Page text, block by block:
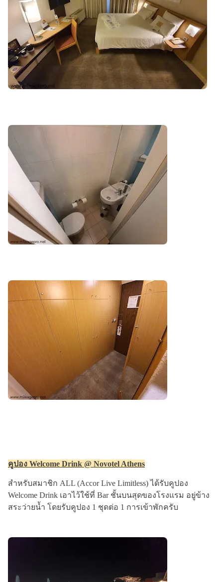
คูปอง Welcome Drink @ Novotel Athens
สำหรับสมาชิก ALL (Accor Live Limitless) ได้รับคูปอง
Welcome Drink เอาไว้ใช้ที่ Bar ชั้นบนสุดของโรงแรม อยู่ข้าง
สระว่ายน้ำ โดยรับคูปอง 1 ชุดต่อ 1 การเข้าพักครับ